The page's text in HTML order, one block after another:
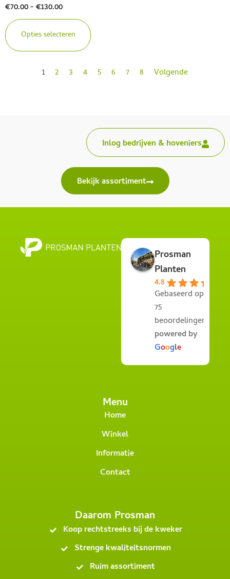
€70.00-€130.00
Opties selecteren
1 2 3 4 5 6 7 8 Volgende
Inlog bedrijven & hoveniers
Bekijk assortiment
Prosman
Planten
4.8
Gebaseerd op
75
beoordelingen
powered by
Google
Menu
Home
Winkel
Informatie
Contact
Daarom Prosman
Koop rechtstreeks bij de kweker
Strenge kwaliteitsnormen
Ruim assortiment